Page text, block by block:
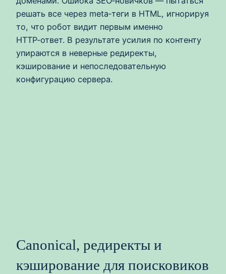
решать все через meta‑теги в HTML, игнорируя
то, что робот видит первым именно
HTTP‑ответ. В результате усилия по контенту
упираются в неверные редиректы,
кэширование и непоследовательную
конфигурацию сервера.
Canonical, редиректы и
кэширование для поисковиков